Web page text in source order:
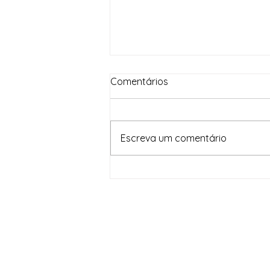
Comentários
Escreva um comentário